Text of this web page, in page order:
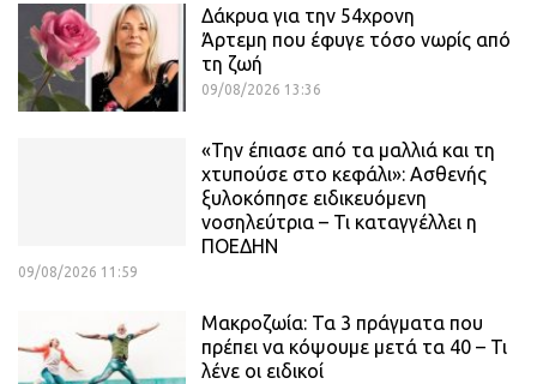
Δάκρυα για την 54χρονη
Άρτεμη που έφυγε τόσο νωρίς από
τη ζωή
09/08/2026 13:36
«Την έπιασε από τα μαλλιά και τη
χτυπούσε στο κεφάλι»: Ασθενής
ξυλοκόπησε ειδικευόμενη
νοσηλεύτρια – Τι καταγγέλλει η
ΠΟΕΔΗΝ
09/08/2026 11:59
Μακροζωία: Τα 3 πράγματα που
πρέπει να κόψουμε μετά τα 40 – Τι
λένε οι ειδικοί